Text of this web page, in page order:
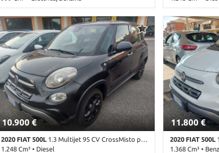
86.000 Km • Cambio Manuale (6) • Grigio pastello
• 3 Porte • ABS • Airbag • Airbag laterali • Airbag
Passeggero • Airbag testa • Alzacristalli elettrici
• Autoradio • Autoradio digitale • Bluetooth •
Chiusura centralizzata • Climatizzatore •
Controllo trazione • Cruise Control • ESP •
Immobilizzatore elettronico • Servosterzo •
Start/Stop Automatico • USB
113.000 Km •
metallizzato • 5
laterali • Airbag
Alzacristalli
Chiusura
Controllo
Start/Stop
10.900 €
2020 FIAT 500L1.3 Multijet 95 CV CrossMisto pelle Navi Cerchi 17
1.248 Cm³ • Diesel
11.800 €
2020 FIAT 500L
1.368 Cm³ •